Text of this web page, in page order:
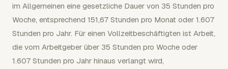
im Allgemeinen eine gesetzliche Dauer von 35 Stunden pro
Woche, entsprechend 151,67 Stunden pro Monat oder 1.607
Stunden pro Jahr. Für einen Vollzeitbeschäftigten ist Arbeit,
die vom Arbeitgeber über 35 Stunden pro Woche oder
1.607 Stunden pro Jahr hinaus verlangt wird,